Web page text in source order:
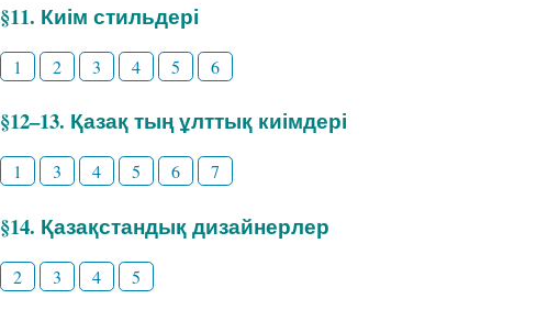
§11. Киім стильдері
1 2 3 4 5 6
§12–13. Қазақ тың ұлттық киімдері
1 3 4 5 6 7
§14. Қазақстандық дизайнерлер
2 3 4 5